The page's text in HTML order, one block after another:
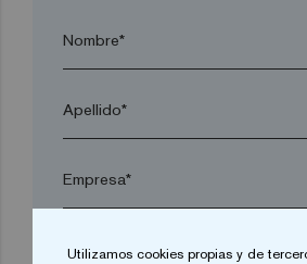
Nombre*
Apellido*
Empresa*
Utilizamos cookies propias y de